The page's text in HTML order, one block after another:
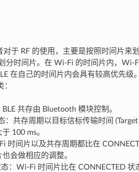
对于 RF 的使用，主要是按照时间片来
分时间片。在 Wi-Fi 的时间片内，Wi-
在自己的时间片内会具有较高优先级
BLE 共存由 Bluetooth 模块控制。
：共存周期以目标信标传输时间 (Target
100 ms。
时间片以及共存周期都比在
会做相应的调整。
：Wi-Fi 时间片比在 CONNECTED